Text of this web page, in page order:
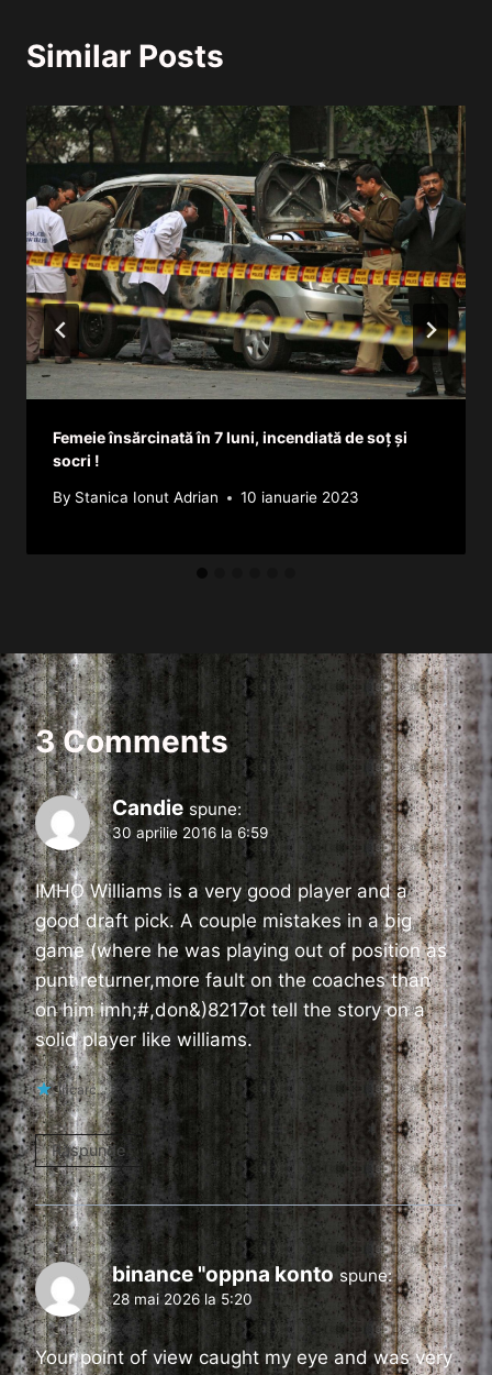
Similar Posts
Femeie însărcinată în 7 luni, incendiată de soț și
socri !
By Stanica Ionut Adrian 10 ianuarie 2023
3 Comments
Candie spune:
30 aprilie 2016 la 6:59
IMHO Williams is a very good player and a
good draft pick. A couple mistakes in a big
game (where he was playing out of position as
punt returner,more fault on the coaches than
on him imh;#,don&)8217ot tell the story on a
solid player like williams.
Încarc...
Răspunde
binance "oppna konto spune:
28 mai 2026 la 5:20
Your point of view caught my eye and was very